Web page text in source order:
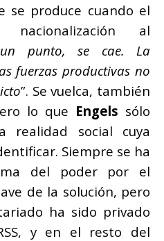
se produce cuando el
al
punto, se cae. La
fuerzas productivas no
”. Se vuelca, también
lo que Engels sólo
realidad social cuya
Siempre se ha
del poder por el
de la solución, pero
ha sido privado
y en el resto del